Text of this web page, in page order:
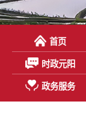
首页
时政元阳
政务服务